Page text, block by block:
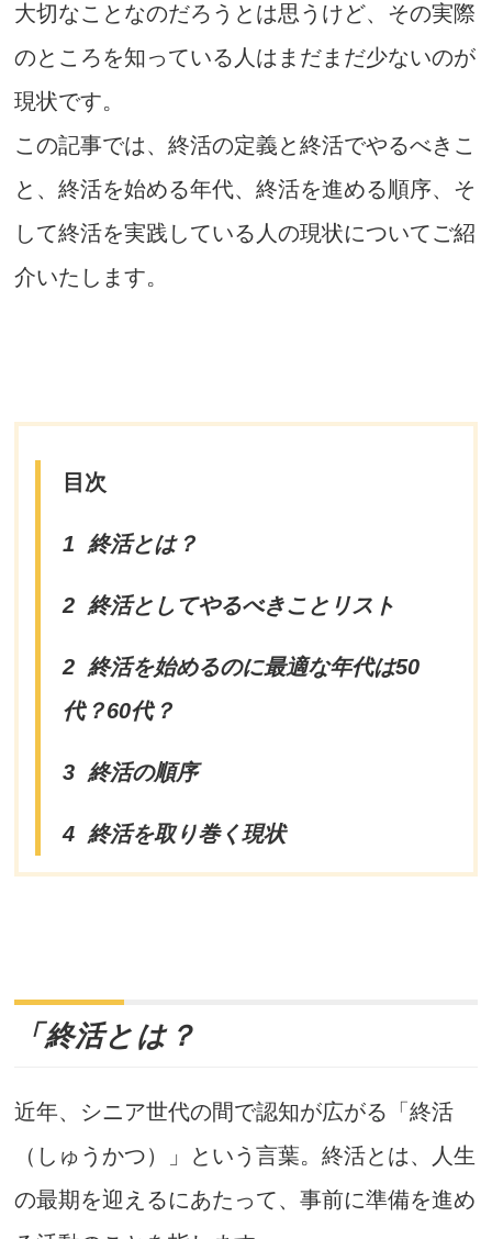
大切なことなのだろうとは思うけど、その実際
のところを知っている人はまだまだ少ないのが
現状です。
この記事では、終活の定義と終活でやるべきこ
と、終活を始める年代、終活を進める順序、そ
して終活を実践している人の現状についてご紹
介いたします。
目次
1 終活とは？
2 終活としてやるべきことリスト
2 終活を始めるのに最適な年代は50
代？60代？
3 終活の順序
4 終活を取り巻く現状
「終活とは？
近年、シニア世代の間で認知が広がる「終活
（しゅうかつ）」という言葉。終活とは、人生
の最期を迎えるにあたって、事前に準備を進め